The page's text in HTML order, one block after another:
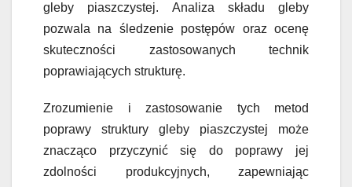
gleby piaszczystej. Analiza składu gleby
pozwala na śledzenie postępów oraz ocenę
skuteczności zastosowanych technik
poprawiających strukturę.
Zrozumienie i zastosowanie tych metod
poprawy struktury gleby piaszczystej może
znacząco przyczynić się do poprawy jej
zdolności produkcyjnych, zapewniając